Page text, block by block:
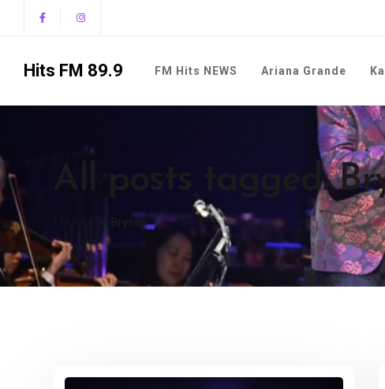
Hits FM 89.9 FM Hits NEWS Ariana Grande
All posts tagged:
Bryson